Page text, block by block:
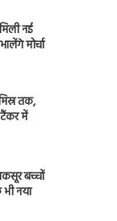
नई
मोर्चा
तक,
टैंकर में
बच्चों
नया